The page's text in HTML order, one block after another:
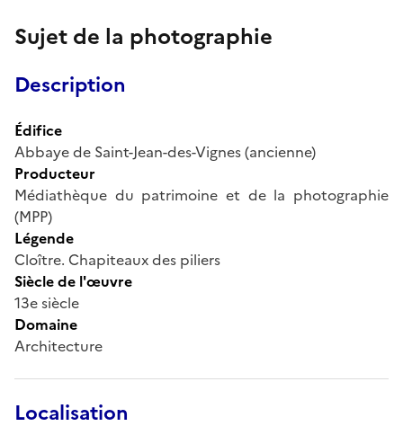
Sujet de la photographie
Description
Édifice
Abbaye de Saint-Jean-des-Vignes (ancienne)
Producteur
Médiathèque du patrimoine et de la photographie
(MPP)
Légende
Cloître. Chapiteaux des piliers
Siècle de l'œuvre
13e siècle
Domaine
Architecture
Localisation